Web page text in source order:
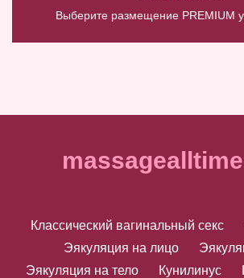
Выберите размещение PREMIUM
Классический вагинальный секс
Эякуляция на лицо
Эякуляция на тело
Кунилинус